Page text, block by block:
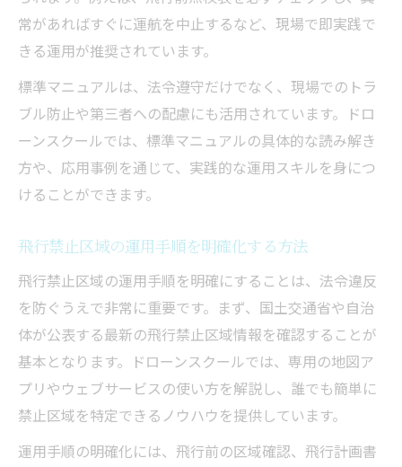
常があればすぐに運航を中止するなど、現場で即実践で
きる運用が推奨されています。
標準マニュアルは、法令遵守だけでなく、現場でのトラ
ブル防止や第三者への配慮にも活用されています。ドロ
ーンスクールでは、標準マニュアルの具体的な読み解き
方や、応用事例を通じて、実践的な運用スキルを身につ
けることができます。
飛行禁止区域の運用手順を明確化する方法
飛行禁止区域の運用手順を明確にすることは、法令違反
を防ぐうえで非常に重要です。まず、国土交通省や自治
体が公表する最新の飛行禁止区域情報を確認することが
基本となります。ドローンスクールでは、専用の地図ア
プリやウェブサービスの使い方を解説し、誰でも簡単に
禁止区域を特定できるノウハウを提供しています。
運用手順の明確化には、飛行前の区域確認、飛行計画書